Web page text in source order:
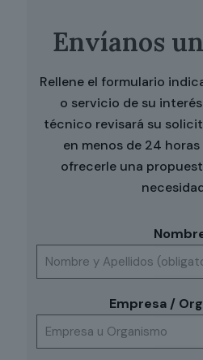
Envíanos
Rellene el formulario
o servicio de su
técnico revisará su
en menos de 24
ofrecerle una
Empresa /